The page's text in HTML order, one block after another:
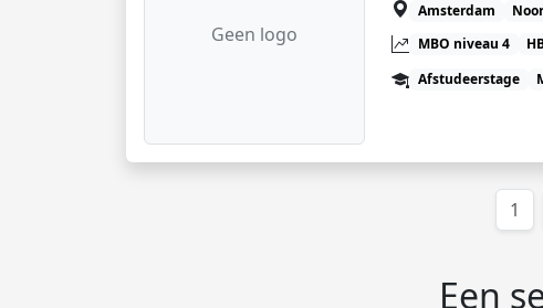
Geen logo
Amsterdam
MBO niveau 4
Afstudeerstage
1
Een